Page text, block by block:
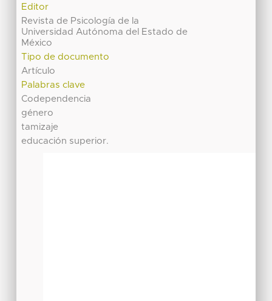
Editor
Revista de Psicología de la
Universidad Autónoma del Estado de
México
Tipo de documento
Artículo
Palabras clave
Codependencia
género
tamizaje
educación superior.